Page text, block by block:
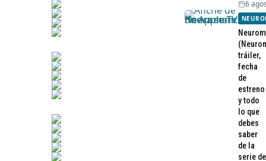
6
tráiler,
fecha
de
estreno
y todo
lo que
debes
saber
de la
serie de